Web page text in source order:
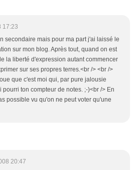
17:23
secondaire mais pour ma part j'ai laissé le
sur mon blog. Après tout, quand on est
la liberté d'expression autant commencer
sur ses propres terres.<br /> <br />
que c'est moi qui, par pure jalousie
ton compteur de notes. ;-)<br /> En
possible vu qu'on ne peut voter qu'une
20:47